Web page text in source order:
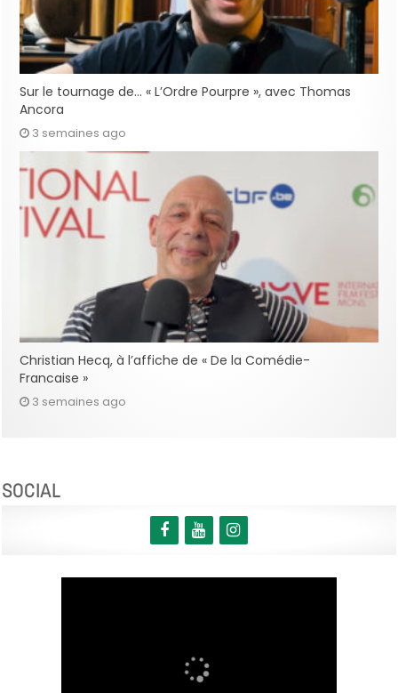
Sur le tournage de… « L’Ordre Pourpre », avec Thomas
Ancora
3 semaines ago
Christian Hecq, à l’affiche de « De la Comédie-
Francaise »
3 semaines ago
SOCIAL